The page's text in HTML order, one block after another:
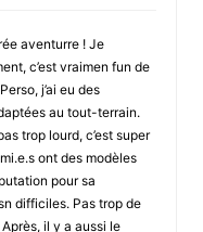
aventurre ! Je
c’est vraimen fun de
j’ai eu des
au tout-terrain.
trop lourd, c’est super
ont des modèles
pour sa
difficiles. Pas trop de
il y a aussi le